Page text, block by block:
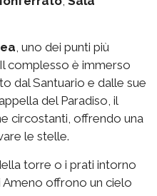
, uno dei punti più
complesso è immerso
dal Santuario e dalle sue
del Paradiso, il
circostanti, offrendo una
le stelle.
torre o i prati intorno
Ameno offrono un cielo